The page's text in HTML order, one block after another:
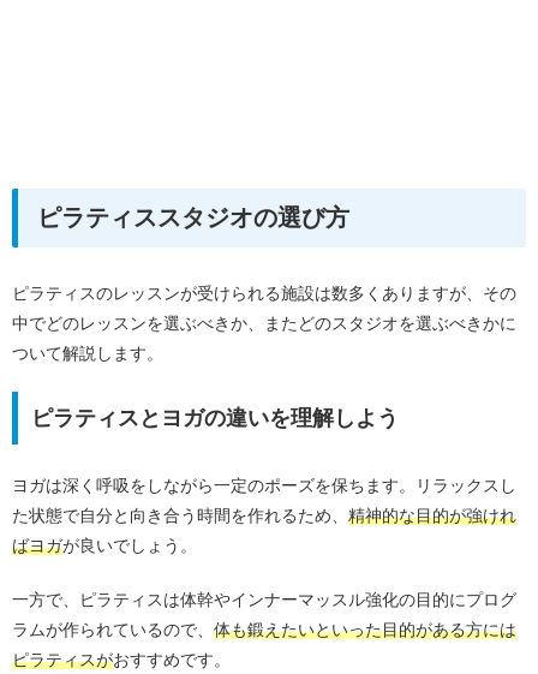
ピラティススタジオの選び方
ピラティスのレッスンが受けられる施設は数多くありますが、その
中でどのレッスンを選ぶべきか、またどのスタジオを選ぶべきかに
ついて解説します。
ピラティスとヨガの違いを理解しよう
ヨガは深く呼吸をしながら一定のポーズを保ちます。リラックスし
た状態で自分と向き合う時間を作れるため、 精神的な目的が強けれ
ばヨガが良いでしょう。
一方で、ピラティスは体幹やインナーマッスル強化の目的にプログ
ラムが作られているので、 体も鍛えたいといった目的がある方には
ピラティスがおすすめです。